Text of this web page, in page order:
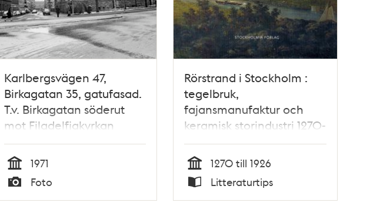
Karlbergsvägen 47,
Birkagatan 35, gatufasad.
T.v. Birkagatan söderut
mot Filadelfiakyrkan
Tid
1971
Typ
Foto
Rörstrand i Stockholm :
tegelbruk,
fajansmanufaktur och
keramisk storindustri 1270-
1926 / Carl-Henrik
Ankarberg, Bengt
Nyström
Tid
1270 till 1926
Typ
Litteraturtips